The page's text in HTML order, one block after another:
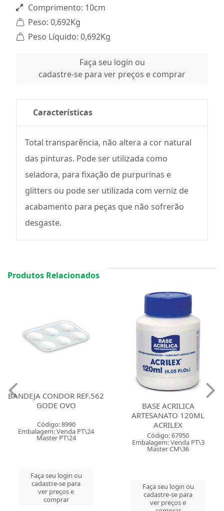
Comprimento: 10cm
Peso: 0,692Kg
Peso Líquido: 0,692Kg
Faça seu login ou
cadastre-se para ver preços e comprar
Características
Total transparência, não altera a cor natural
das pinturas. Pode ser utilizada como
seladora, para fixação de purpurinas e
glitters ou pode ser utilizada com verniz de
acabamento para peças que não sofrerão
desgaste.
Produtos Relacionados
BANDEJA CONDOR REF.562
GODE OVO
Código: 8990
Embalagem: Venda PT\24
Master PT\24
Faça seu login ou
cadastre-se para
ver preços e
comprar
BASE ACRILICA
ARTESANATO 120ML
ACRILEX
Código: 67950
Embalagem: Venda PT\3
Master CM\36
Faça seu login ou
cadastre-se para
ver preços e